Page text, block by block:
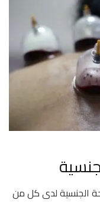
الجنسية لدى كل من